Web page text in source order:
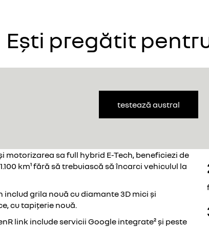
Ești pregătit
testează austral
motorizarea sa full hybrid E-Tech, beneficiezi de
km¹ fără să trebuiască să încarci vehiculul la
includ grila nouă cu diamante 3D mici și
cu tapițerie nouă.
link include servicii Google integrate² și peste